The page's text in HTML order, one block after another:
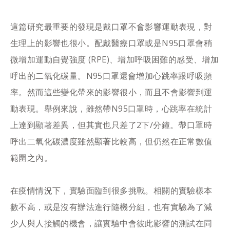
這篇研究最重要的發現是戴口罩不會影響運動表現，對
生理上的影響也很小。配戴醫療口罩或是N95口罩會稍
微增加運動自覺強度 (RPE)、增加呼吸困難的感受、增加
呼出的二氧化碳量。N95口罩還會增加心跳率跟呼吸頻
率。然而這些變化帶來的影響很小，而且不會影響到運
動表現。舉例來說，雖然帶N95口罩時，心跳率在統計
上達到顯著差異，但其實也只差了2下/分鐘。帶口罩時
呼出二氧化碳濃度雖然顯著比較高，但仍然在正常數值
範圍之內。​
在疫情情況下，實驗面臨到很多挑戰。相關的實驗樣本
數不高，或是沒有辦法進行隨機分組，也有實驗為了減
少人與人接觸的機會，讓實驗中會彼此影響的測試在同